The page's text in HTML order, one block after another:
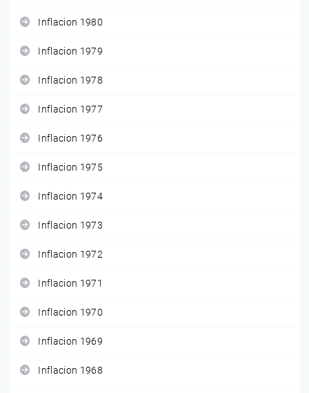
Inflacion 1980
Inflacion 1979
Inflacion 1978
Inflacion 1977
Inflacion 1976
Inflacion 1975
Inflacion 1974
Inflacion 1973
Inflacion 1972
Inflacion 1971
Inflacion 1970
Inflacion 1969
Inflacion 1968